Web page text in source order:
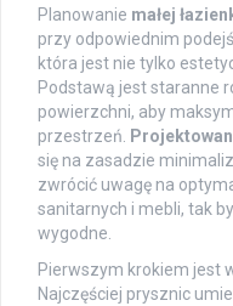
Planowanie małej
przy odpowiednim
która jest nie tylko
Podstawą jest staranne
powierzchni, aby
przestrzeń.
się na zasadzie
zwrócić uwagę na
sanitarnych i mebli, tak
wygodne.
Pierwszym krokiem jest
Najczęściej prysznic